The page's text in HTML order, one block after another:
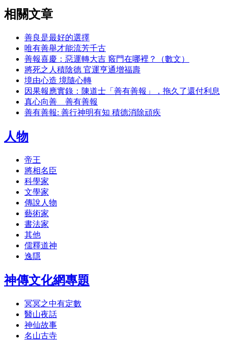
相關文章
善良是最好的選擇
唯有善舉才能流芳千古
善報喜慶：惡運轉大吉 竅門在哪裡？（數文）
將死之人積陰德 官運亨通增福壽
境由心造 境隨心轉
因果報應實錄：陳道士「善有善報」，拖久了還付利息
真心向善 善有善報
善有善報: 善行神明有知 積德消除頑疾
人物
帝王
將相名臣
科學家
文學家
傳說人物
藝術家
書法家
其他
儒釋道神
逸隱
神傳文化網專題
冥冥之中有定數
醫山夜話
神仙故事
名山古寺